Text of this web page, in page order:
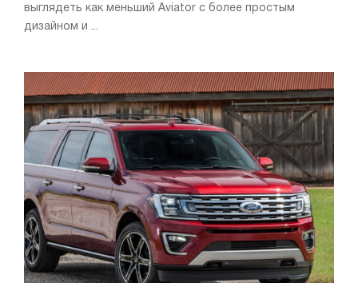
выглядеть как меньший Aviator с более простым
дизайном и ...